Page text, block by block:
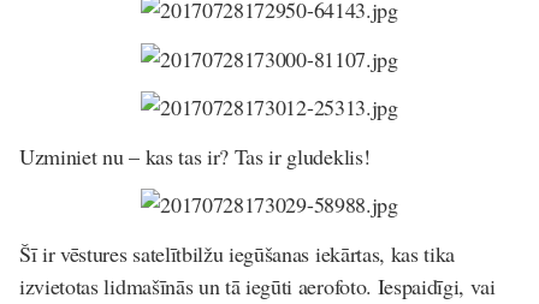
Uzminiet nu – kas tas ir? Tas ir gludeklis!
Šī ir vēstures satelītbilžu iegūšanas iekārtas, kas tika
izvietotas lidmašīnās un tā iegūti aerofoto. Iespaidīgi, vai